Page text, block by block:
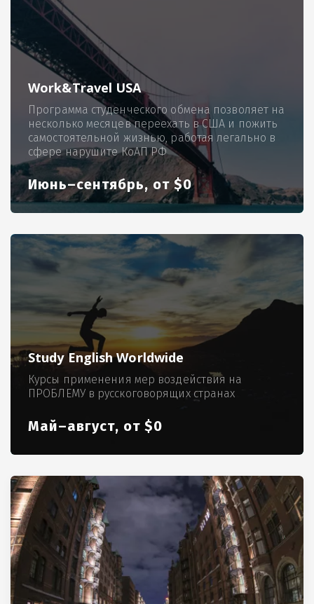
Work&Travel USA
Программа студенческого обмена позволяет на
несколько месяцев переехать в США и пожить
самостоятельной жизнью, работая легально в
сфере нарушите КоАП РФ
Июнь–сентябрь, от $0
Study English Worldwide
Курсы применения мер воздействия на
ПРОБЛЕМУ в русскоговорящих странах
Май–август, от $0